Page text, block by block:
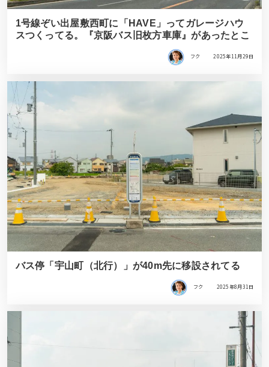
1号線ぞい出屋敷西町に「HAVE」ってガレージハウ
スつくってる。『京阪バス旧枚方車庫』があったとこ
フク 2025年11月29日
バス停「宇山町（北行）」が40m先に移設されてる
フク 2025年8月31日